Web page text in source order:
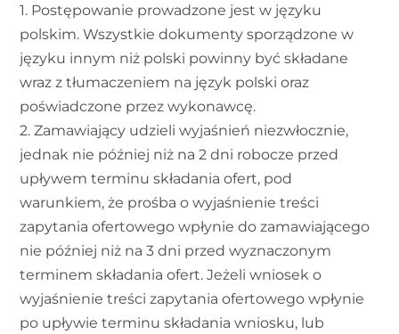
1. Postępowanie prowadzone jest w języku
polskim. Wszystkie dokumenty sporządzone w
języku innym niż polski powinny być składane
wraz z tłumaczeniem na język polski oraz
poświadczone przez wykonawcę.
2. Zamawiający udzieli wyjaśnień niezwłocznie,
jednak nie później niż na 2 dni robocze przed
upływem terminu składania ofert, pod
warunkiem, że prośba o wyjaśnienie treści
zapytania ofertowego wpłynie do zamawiającego
nie później niż na 3 dni przed wyznaczonym
terminem składania ofert. Jeżeli wniosek o
wyjaśnienie treści zapytania ofertowego wpłynie
po upływie terminu składania wniosku, lub